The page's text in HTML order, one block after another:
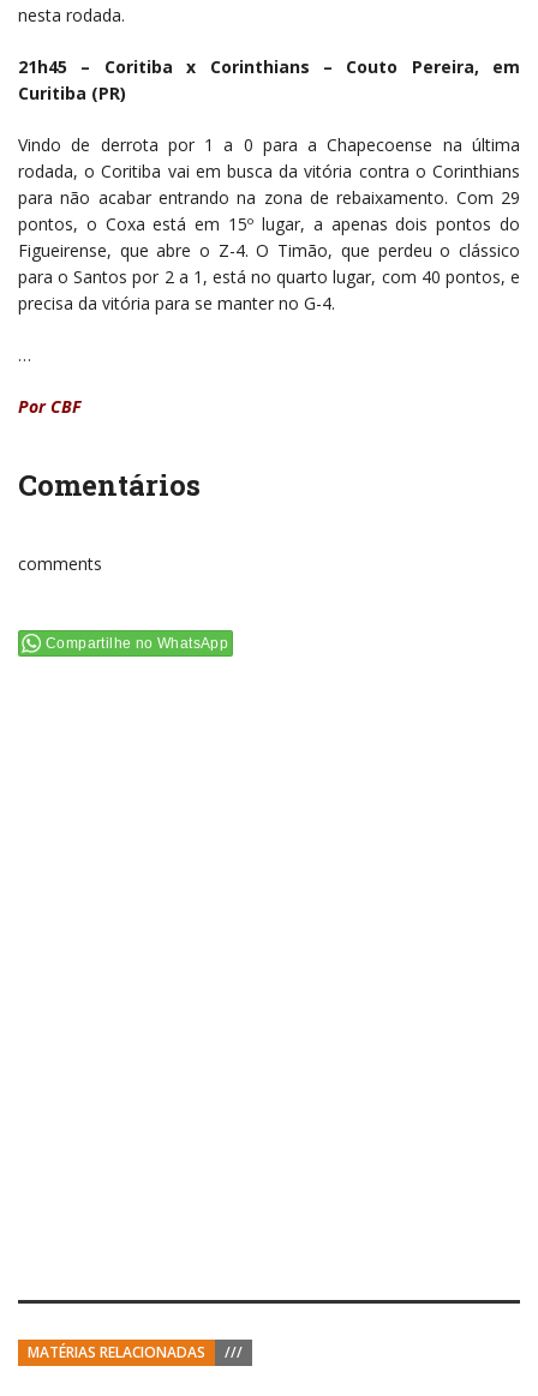
nesta rodada.
21h45 – Coritiba x Corinthians – Couto Pereira, em
Curitiba (PR)
Vindo de derrota por 1 a 0 para a Chapecoense na última
rodada, o Coritiba vai em busca da vitória contra o Corinthians
para não acabar entrando na zona de rebaixamento. Com 29
pontos, o Coxa está em 15º lugar, a apenas dois pontos do
Figueirense, que abre o Z-4. O Timão, que perdeu o clássico
para o Santos por 2 a 1, está no quarto lugar, com 40 pontos, e
precisa da vitória para se manter no G-4.
…
Por CBF
Comentários
comments
Compartilhe no WhatsApp
MATÉRIAS RELACIONADAS ///